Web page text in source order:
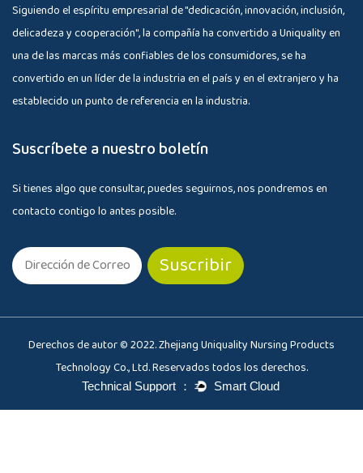
Siguiendo el espíritu empresarial de "dedicación, innovación, inclusión,
delicadeza y cooperación", la compañía ha convertido a Uniquality en
una de las marcas más confiables de los consumidores, se ha
convertido en un líder de la industria en el país y en el extranjero y ha
establecido un punto de referencia en la industria.
Suscríbete a nuestro boletín
Si tienes algo que consultar, puedes seguirnos, nos pondremos en
contacto contigo lo antes posible.
Derechos de autor © 2022. Zhejiang Uniquality Nursing Products
Technology Co., Ltd. Reservados todos los derechos.